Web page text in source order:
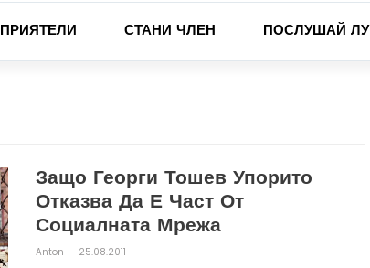
ПРИЯТЕЛИ СТАНИ ЧЛЕН ПОСЛУШАЙ ЛУ
Защо Георги Тошев Упорито
Отказва Да Е Част От
Социалната Мрежа
Anton 25.08.2011